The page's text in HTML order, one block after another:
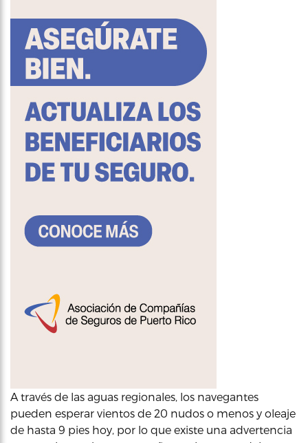
A través de las aguas regionales, los navegantes
pueden esperar vientos de 20 nudos o menos y oleaje
de hasta 9 pies hoy, por lo que existe una advertencia